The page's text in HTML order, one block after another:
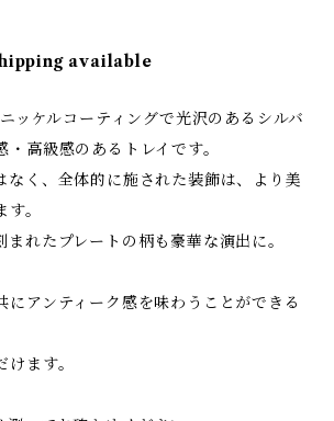
available
ッケルコーティングで光沢のあるシルバ
高級感のあるトレイです。
なく、全体的に施された装飾は、より美
。
れたプレートの柄も豪華な演出に。
にアンティーク感を味わうことができる
ます。